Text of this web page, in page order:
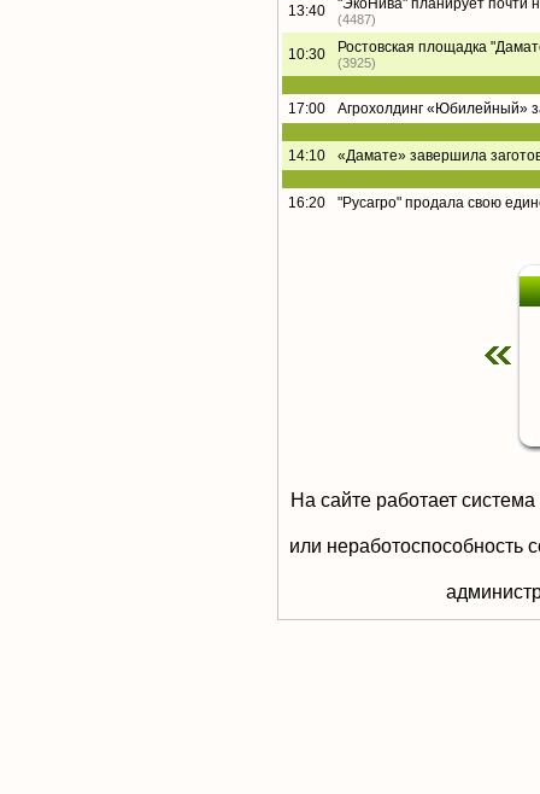
13:40 "ЭкоНива" планирует почти
(4487)
10:30 Ростовская площадка
(3925)
17:00 Агрохолдинг «Юбилейный»
14:10 «Дамате» завершила
16:20 "Русагро" продала свою
На сайте работает
или неработоспособность